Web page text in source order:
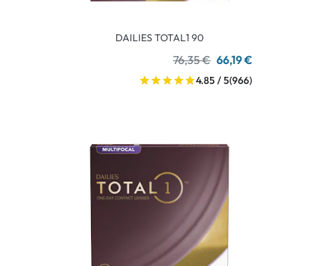
DAILIES TOTAL1 90
76,35 € 66,19 €
4.85 / 5(966)